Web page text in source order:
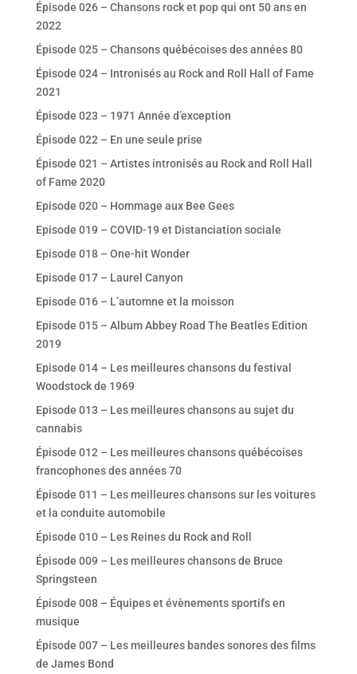
Épisode 026 – Chansons rock et pop qui ont 50 ans en
2022
Épisode 025 – Chansons québécoises des années 80
Épisode 024 – Intronisés au Rock and Roll Hall of Fame
2021
Épisode 023 – 1971 Année d’exception
Épisode 022 – En une seule prise
Épisode 021 – Artistes intronisés au Rock and Roll Hall
of Fame 2020
Episode 020 – Hommage aux Bee Gees
Episode 019 – COVID-19 et Distanciation sociale
Episode 018 – One-hit Wonder
Episode 017 – Laurel Canyon
Episode 016 – L’automne et la moisson
Episode 015 – Album Abbey Road The Beatles Edition
2019
Episode 014 – Les meilleures chansons du festival
Woodstock de 1969
Episode 013 – Les meilleures chansons au sujet du
cannabis
Épisode 012 – Les meilleures chansons québécoises
francophones des années 70
Épisode 011 – Les meilleures chansons sur les voitures
et la conduite automobile
Épisode 010 – Les Reines du Rock and Roll
Épisode 009 – Les meilleures chansons de Bruce
Springsteen
Épisode 008 – Équipes et évènements sportifs en
musique
Épisode 007 – Les meilleures bandes sonores des films
de James Bond